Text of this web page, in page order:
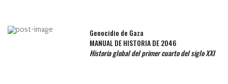
Genocidio de Gaza
MANUAL DE HISTORIA DE 2046
Historia global del primer cuarto del siglo XXI